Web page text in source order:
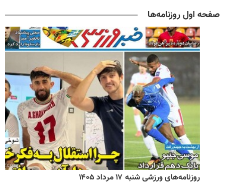
صفحه اول روزنامه‌ها
روزنامه‌های ورزشی شنبه ۱۷ مرداد ۱۴۰۵